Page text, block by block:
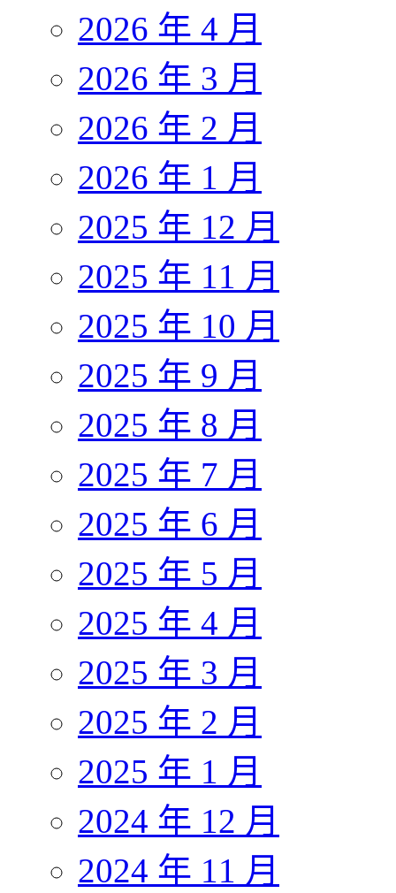
2026 年 4 月
2026 年 3 月
2026 年 2 月
2026 年 1 月
2025 年 12 月
2025 年 11 月
2025 年 10 月
2025 年 9 月
2025 年 8 月
2025 年 7 月
2025 年 6 月
2025 年 5 月
2025 年 4 月
2025 年 3 月
2025 年 2 月
2025 年 1 月
2024 年 12 月
2024 年 11 月